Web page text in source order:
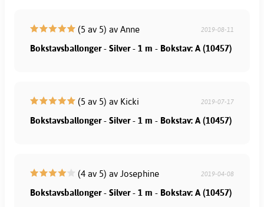
(5 av 5) av Anne 2019-08-11
Bokstavsballonger - Silver - 1 m - Bokstav: A (10457)
(5 av 5) av Kicki 2019-07-17
Bokstavsballonger - Silver - 1 m - Bokstav: A (10457)
(4 av 5) av Josephine 2019-04-08
Bokstavsballonger - Silver - 1 m - Bokstav: A (10457)